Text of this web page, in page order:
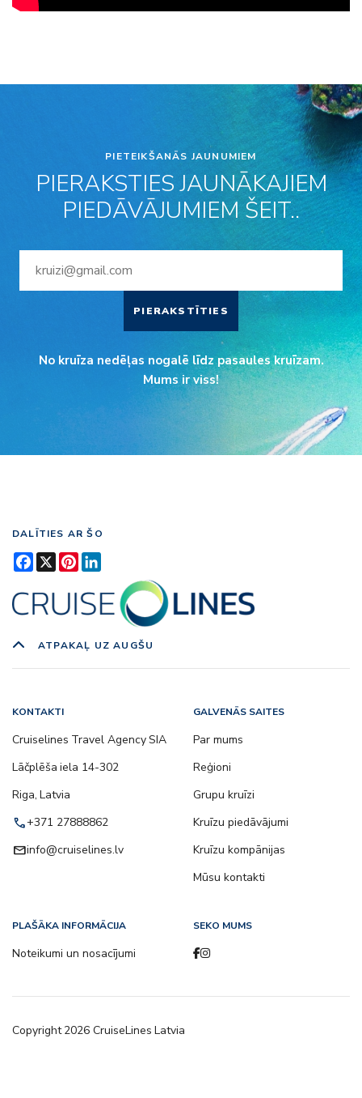
PIETEIKŠANĀS JAUNUMIEM
PIERAKSTIES JAUNĀKAJIEM
PIEDĀVĀJUMIEM ŠEIT..
PIERAKSTĪTIES
No kruīza nedēļas nogalē līdz pasaules kruīzam.
Mums ir viss!
DALĪTIES AR ŠO
Facebook
X Pinterest
ATPAKAĻ UZ AUGŠU
KONTAKTI
Cruiselines Travel Agency SIA
Lāčplēša iela 14-302
Riga, Latvia
call+371 27888862
emailinfo@cruiselines.lv
GALVENĀS SAITES
Par mums
Reģioni
Grupu kruīzi
Kruīzu piedāvājumi
Kruīzu kompānijas
Mūsu kontakti
PLAŠĀKA INFORMĀCIJA
Noteikumi un nosacījumi
SEKO MUMS
Copyright2026 CruiseLines Latvia